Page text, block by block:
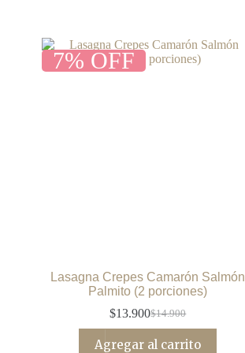
7% OFF
Lasagna Crepes Camarón Salmón
Palmito (2 porciones)
$14.900
El
original
$13.900El
actual
Agregar al carrito